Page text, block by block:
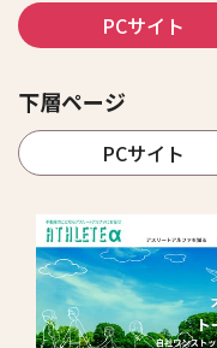
PCサイト
下層ページ
PCサイト